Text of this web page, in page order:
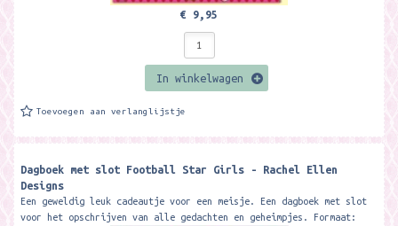
€ 9,95
In winkelwagen
Toevoegen aan verlanglijstje
Dagboek met slot Football Star Girls - Rachel Ellen
Designs
Een geweldig leuk cadeautje voor een meisje. Een dagboek met slot
voor het opschrijven van alle gedachten en geheimpjes. Formaat: